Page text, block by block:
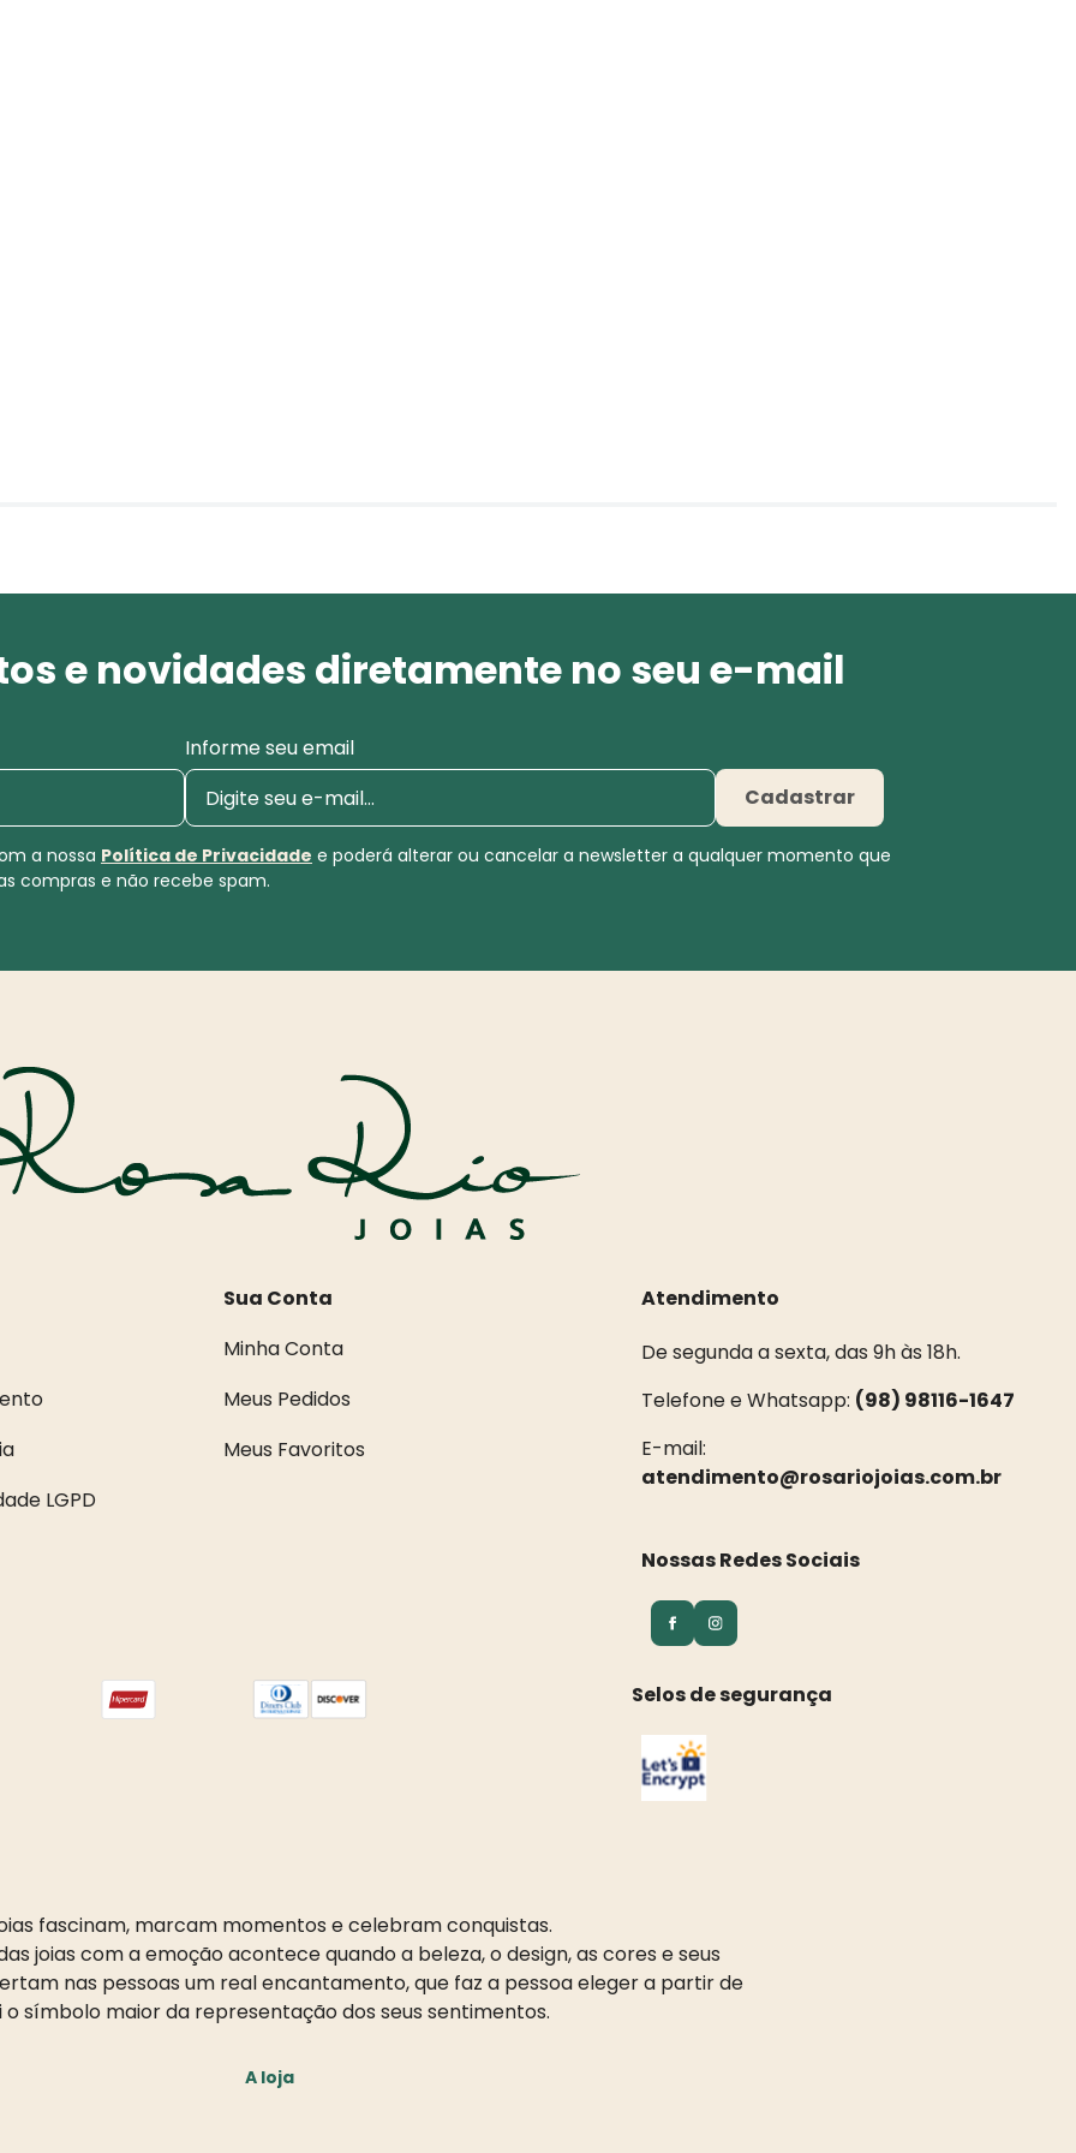
e novidades diretamente no seu e-mail
Informe seu email
Cadastrar
a nossa Política de Privacidade e poderá alterar ou cancelar a newsletter a qualquer momento que
compras e não recebe spam.
LGPD
Sua Conta
Minha Conta
Meus Pedidos
Meus Favoritos
Atendimento
De segunda a sexta, das 9h às 18h.
Telefone e Whatsapp: (98) 98116-1647
E-mail:
atendimento@rosariojoias.com.br
Nossas Redes Sociais
Selos de segurança
fascinam, marcam momentos e celebram conquistas.
joias com a emoção acontece quando a beleza, o design, as cores e seus
nas pessoas um real encantamento, que faz a pessoa eleger a partir de
o símbolo maior da representação dos seus sentimentos.
A loja